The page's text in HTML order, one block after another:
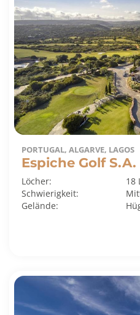
PORTUGAL, ALGARVE, LAGOS
Espiche Golf S.A.
Löcher:
18
Schwierigkeit:
Gelände: